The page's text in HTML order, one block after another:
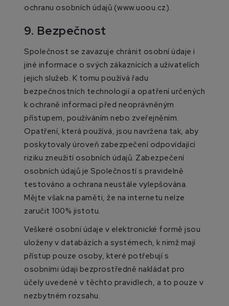
ochranu osobních údajů (www.uoou.cz).
9. Bezpečnost
Společnost se zavazuje chránit osobní údaje i
jiné informace o svých zákaznících a uživatelích
jejich služeb. K tomu používá řadu
bezpečnostních technologií a opatření určených
k ochraně informací před neoprávněným
přístupem, používáním nebo zveřejněním.
Opatření, která používá, jsou navržena tak, aby
poskytovaly úroveň zabezpečení odpovídající
riziku zneužití osobních údajů. Zabezpečení
osobních údajů je Společností s pravidelně
testováno a ochrana neustále vylepšována.
Mějte však na paměti, že na internetu nelze
zaručit 100% jistotu.
Veškeré osobní údaje v elektronické formě jsou
uloženy v databázích a systémech, k nimž mají
přístup pouze osoby, které potřebují s
osobními údaji bezprostředně nakládat pro
účely uvedené v těchto pravidlech, a to pouze v
nezbytném rozsahu.